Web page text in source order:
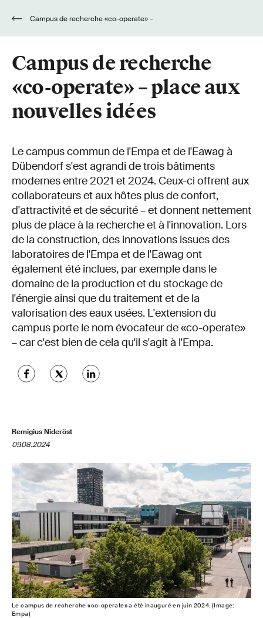
Campus de recherche
«co-operate» – place aux
nouvelles idées
Le campus commun de l'Empa et de l'Eawag à
Dübendorf s'est agrandi de trois bâtiments
modernes entre 2021 et 2024. Ceux-ci offrent aux
collaborateurs et aux hôtes plus de confort,
d'attractivité et de sécurité – et donnent nettement
plus de place à la recherche et à l'innovation. Lors
de la construction, des innovations issues des
laboratoires de l'Empa et de l'Eawag ont
également été inclues, par exemple dans le
domaine de la production et du stockage de
l'énergie ainsi que du traitement et de la
valorisation des eaux usées. L'extension du
campus porte le nom évocateur de «co-operate»
– car c'est bien de cela qu'il s'agit à l'Empa.
Remigius Nideröst
09.08.2024
Le campus de recherche «co-operate» a été inauguré en juin 2024. (Image:
Empa)